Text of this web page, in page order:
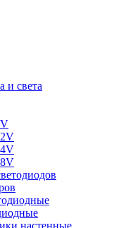
и света
настенные